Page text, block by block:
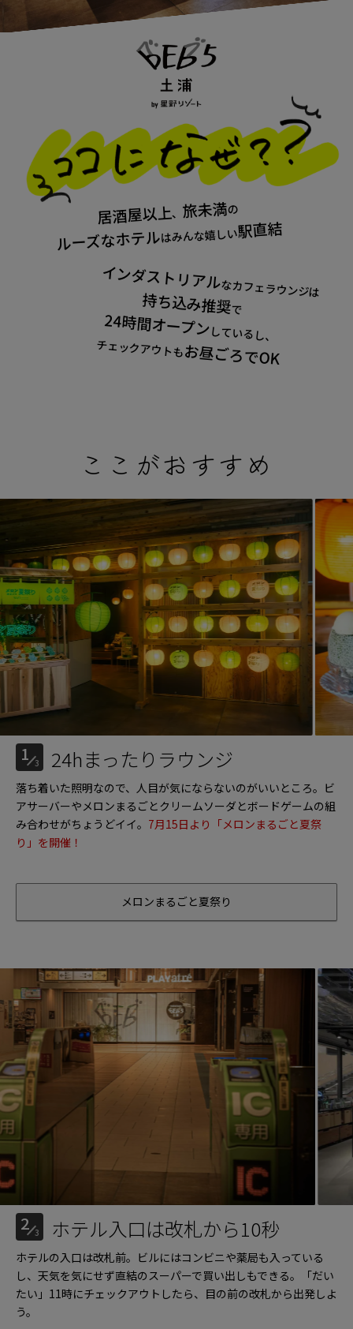
居酒屋以上、旅未満の
ルーズなホテルはみんな嬉しい駅直結
インダストリアルなカフェラウンジは
持ち込み推奨で
24時間オープンしているし、
チェックアウトもお昼ごろでOK
ここがおすすめ
1 3 24hまったりラウンジ
落ち着いた照明なので、人目が気にならないのがいいところ。ビ
アサーバーやメロンまるごとクリームソーダとボードゲームの組
み合わせがちょうどイイ。 7月15日より「メロンまるごと夏祭
り」を開催！
メロンまるごと夏祭り
2 3 ホテル入口は改札から10秒
ホテルの入口は改札前。ビルにはコンビニや薬局も入っている
し、天気を気にせず直結のスーパーで買い出しもできる。「だい
たい」11時にチェックアウトしたら、目の前の改札から出発しよ
う。